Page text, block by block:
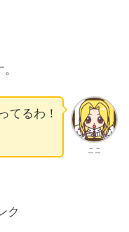
ここ
てるわ！
ク